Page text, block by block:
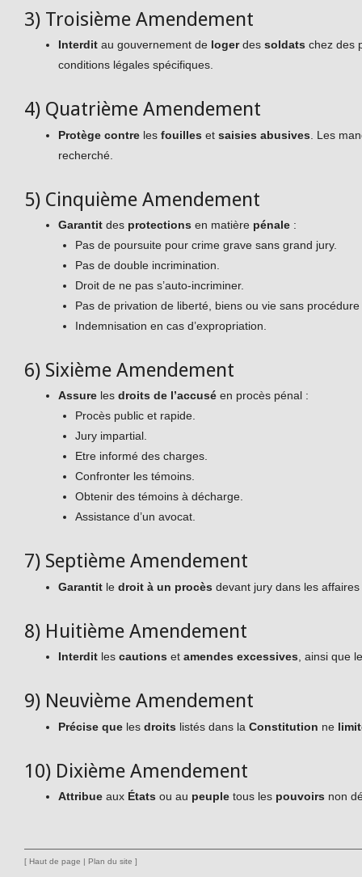
3) Troisième Amendement
Interdit au gouvernement de logerdes soldats chez des
conditions légales spécifiques.
4) Quatrième Amendement
Protège contre les fouilles et saisies abusives . Les
recherché.
5) Cinquième Amendement
Garantit des protections en matière pénale :
Pas de poursuite pour crime grave sans grand jury.
Pas de double incrimination.
Droit de ne pas s’auto‑incriminer.
Pas de privation de liberté, biens ou vie sans
Indemnisation en cas d’expropriation.
6) Sixième Amendement
Assure les droits de l’accusé en procès pénal :
Procès public et rapide.
Jury impartial.
Etre informé des charges.
Confronter les témoins.
Obtenir des témoins à décharge.
Assistance d’un avocat.
7) Septième Amendement
Garantit le droit à un procès devant jury dans les
8) Huitième Amendement
Interdit les cautions et amendes excessives , ainsi que
9) Neuvième Amendement
Précise que les droits listés dans la Constitution ne
10) Dixième Amendement
Attribue aux États ou au peuple tous les pouvoirs non
[ Haut de page | Plan du site ]